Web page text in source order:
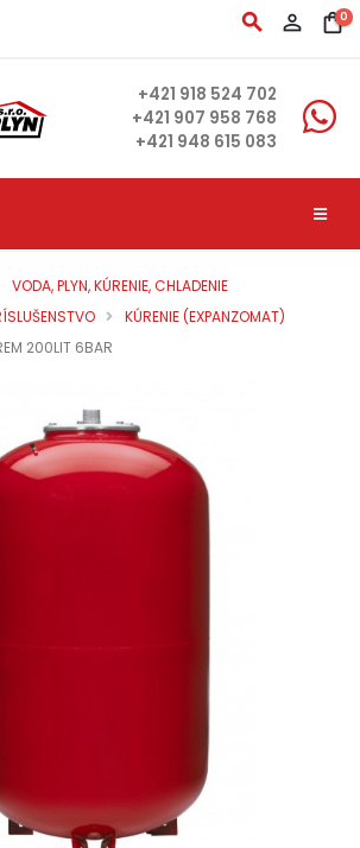
search person_outline shopping_bag0
+421 918 524 702
+421 907 958 768
+421 948 615 083
VODA, PLYN, KÚRENIE, CHLADENIE
KÚRENIE (EXPANZOMAT)
200LIT 6BAR